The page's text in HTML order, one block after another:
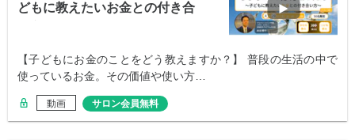
どもに教えたいお金との付き合
【子どもにお金のことをどう教えますか？】 普段の生活の中で
使っているお金。その価値や使い方…
動画 サロン会員無料